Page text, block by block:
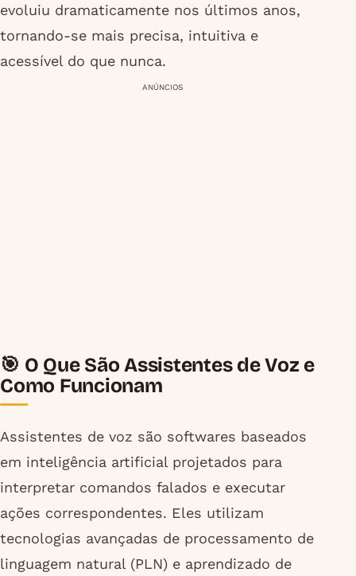
evoluiu dramaticamente nos últimos anos,
tornando-se mais precisa, intuitiva e
acessível do que nunca.
ANÚNCIOS
🎯 O Que São Assistentes de Voz e
Como Funcionam
Assistentes de voz são softwares baseados
em inteligência artificial projetados para
interpretar comandos falados e executar
ações correspondentes. Eles utilizam
tecnologias avançadas de processamento de
linguagem natural (PLN) e aprendizado de